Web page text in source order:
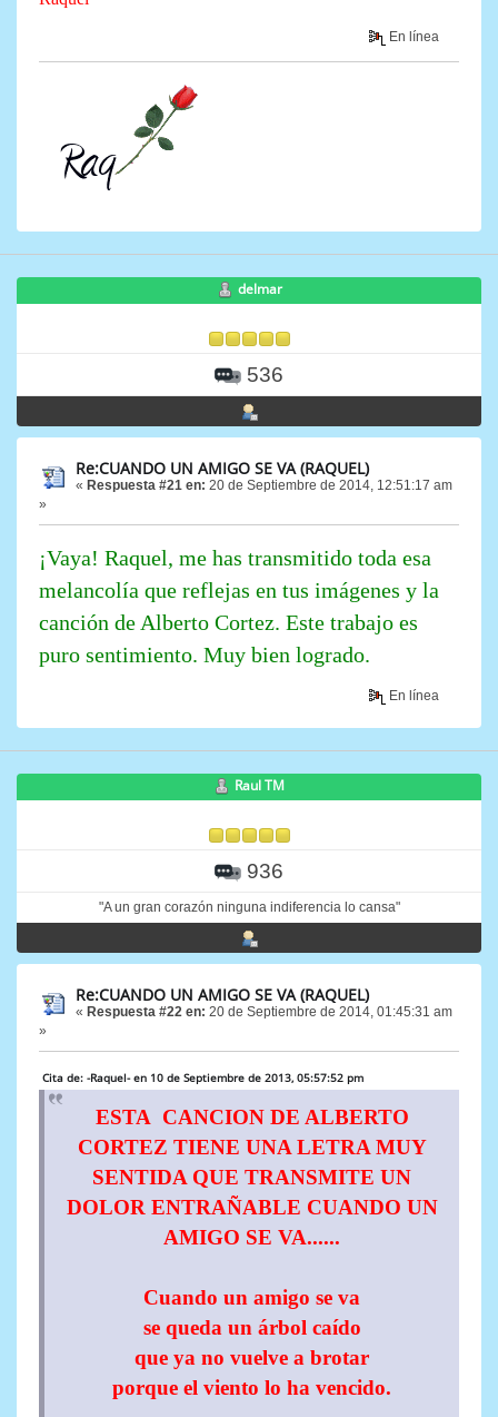
En línea
delmar
536
Re:CUANDO UN AMIGO SE VA (RAQUEL)
« Respuesta #21 en: 20 de Septiembre de 2014, 12:51:17 am
»
¡Vaya! Raquel, me has transmitido toda esa
melancolía que reflejas en tus imágenes y la
canción de Alberto Cortez. Este trabajo es
puro sentimiento. Muy bien logrado.
En línea
Raul TM
936
"A un gran corazón ninguna indiferencia lo cansa"
Re:CUANDO UN AMIGO SE VA (RAQUEL)
« Respuesta #22 en: 20 de Septiembre de 2014, 01:45:31 am
»
Cita de: -Raquel- en 10 de Septiembre de 2013, 05:57:52 pm
ESTA CANCION DE ALBERTO
CORTEZ TIENE UNA LETRA MUY
SENTIDA QUE TRANSMITE UN
DOLOR ENTRAÑABLE CUANDO UN
AMIGO SE VA......
Cuando un amigo se va
se queda un árbol caído
que ya no vuelve a brotar
porque el viento lo ha vencido.